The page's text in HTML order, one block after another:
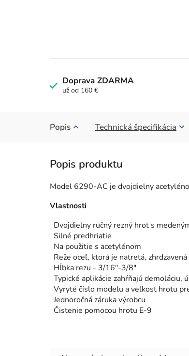
Doprava ZDARMA
už od 160 €
Popis Technická špecifikácia
Model 6290-AC je dvojdielny
Vlastnosti
Dvojdielny ručný rezný hrot s
Silné predhriatie
Na použitie s acetylénom
Reže oceľ, ktorá je natretá,
Hĺbka rezu - 3/16"-3/8"
Typické aplikácie zahŕňajú demoláciu,
Vyryté číslo modelu a veľkosť hrotu
Jednoročná záruka výrobcu
Čistenie pomocou hrotu E-9